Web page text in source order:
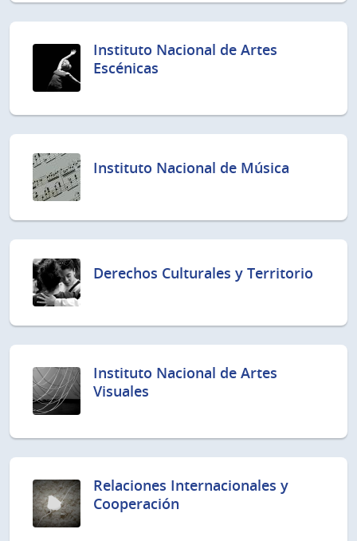
Instituto Nacional de Artes
Escénicas
Instituto Nacional de Música
Derechos Culturales y Territorio
Instituto Nacional de Artes
Visuales
Relaciones Internacionales y
Cooperación